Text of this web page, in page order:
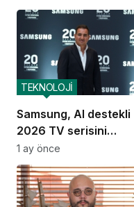
Samsung, AI destekli
2026 TV serisini
Türkiye’de tanıttı
TEKNOLOJİ
1 ay önce